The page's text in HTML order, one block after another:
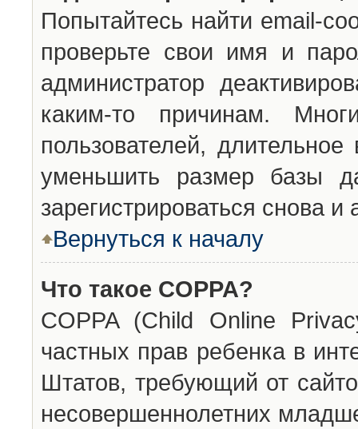
Попытайтесь найти email-
проверьте свои имя и
администратор
каким-то причинам.
пользователей,
уменьшить размер базы
зарегистрироваться снова и
Вернуться к началу
Что такое COPPA?
COPPA (Child Online
частных прав ребенка в
Штатов, требующий от
несовершеннолетних